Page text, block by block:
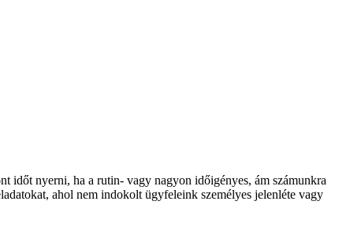
időt nyerni, ha a rutin- vagy nagyon időigényes, ám számunkra
ahol nem indokolt ügyfeleink személyes jelenléte vagy